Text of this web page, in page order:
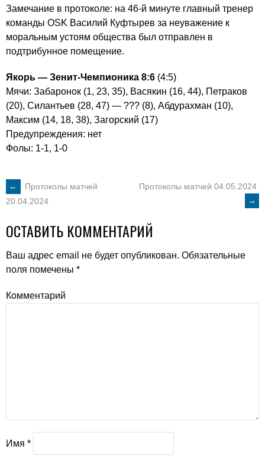
Замечание в протоколе: на 46-й минуте главный тренер
команды OSK Василий Куфтырев за неуважение к
моральным устоям общества был отправлен в
подтрибунное помещение.
Якорь — Зенит-Чемпионика 8:6 (4:5)
Мячи: Забаронок (1, 23, 35), Васякин (16, 44), Петраков
(20), Силантьев (28, 47) — ??? (8), Абдурахман (10),
Максим (14, 18, 38), Загорский (17)
Предупреждения: нет
Фолы: 1-1, 1-0
POST
NAVIGATION
←
Протоколы матчей
20.04.2024
Протоколы матчей 04.05.2024
→
ОСТАВИТЬ КОММЕНТАРИЙ
Ваш адрес email не будет опубликован. Обязательные
поля помечены *
Комментарий
Имя *